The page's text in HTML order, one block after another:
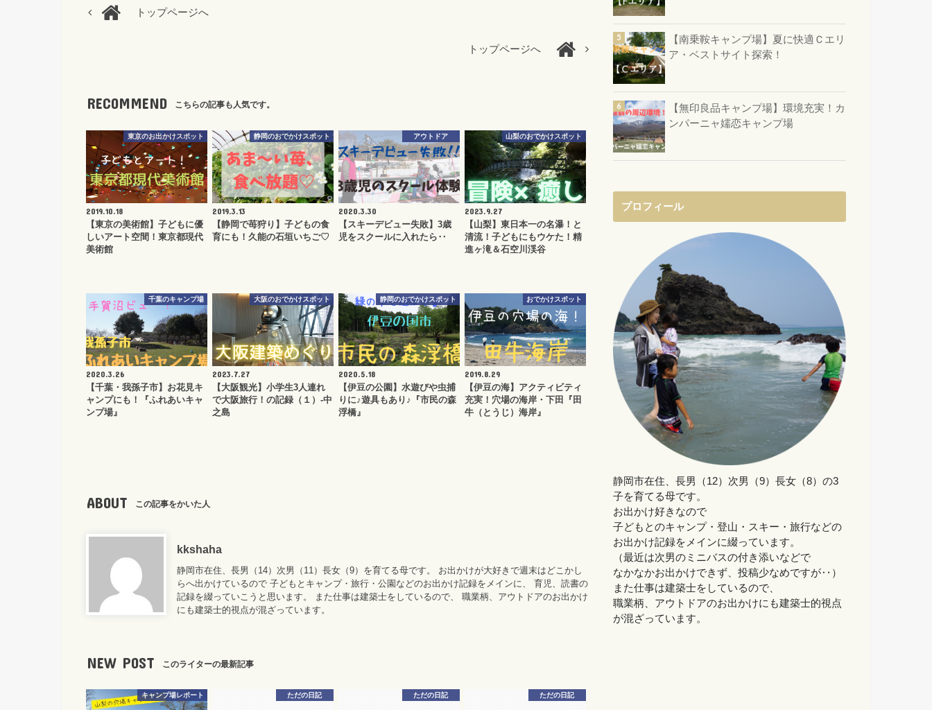
トップページへ
トップページへ
RECOMMEND こちらの記事も人気です。
東京のお出かけスポット
2019.10.18
【東京の美術館】子どもに優
しいアート空間！東京都現代
美術館
静岡のおでかけスポット
2019.3.13
【静岡で苺狩り】子どもの食
育にも！久能の石垣いちご♡
アウトドア
2020.3.30
【スキーデビュー失敗】3歳
児をスクールに入れたら‥
山梨のおでかけスポット
2023.9.27
【山梨】東日本一の名瀑！と
清流！子どもにもウケた！精
進ヶ滝＆石空川渓谷
千葉のキャンプ場
2020.3.26
【千葉・我孫子市】お花見キ
ャンプにも！『ふれあいキャ
ンプ場』
大阪のおでかけスポット
2023.7.27
【大阪観光】小学生3人連れ
で大阪旅行！の記録（１）-中
之島
静岡のおでかけスポット
2020.5.18
【伊豆の公園】水遊びや虫捕
りに♪遊具もあり♪『市民の森
浮橋』
おでかけスポット
2019.8.29
【伊豆の海】アクティビティ
充実！穴場の海岸・下田『田
牛（とうじ）海岸』
ABOUT この記事をかいた人
kkshaha
静岡市在住、長男（14）次男（11）長女（9）を育てる母です。 お出かけが大好きで週末はどこかし
らへ出かけているので 子どもとキャンプ・旅行・公園などのお出かけ記録をメインに、 育児、読書の
記録を綴っていこうと思います。 また仕事は建築士をしているので、 職業柄、アウトドアのお出かけ
にも建築士的視点が混ざっています。
NEW POST このライターの最新記事
キャンプ場レポート ただの日記 ただの日記 ただの日記
【南乗鞍キャンプ場】夏に快適Ｃエリ
ア・ベストサイト探索！
【無印良品キャンプ場】環境充実！カ
ンパーニャ嬬恋キャンプ場
プロフィール
静岡市在住、長男（12）次男（9）長女（8）の3
子を育てる母です。
お出かけ好きなので
子どもとのキャンプ・登山・スキー・旅行などの
お出かけ記録をメインに綴っています。
（最近は次男のミニバスの付き添いなどで
なかなかお出かけできず、投稿少なめですが‥）
また仕事は建築士をしているので、
職業柄、アウトドアのお出かけにも建築士的視点
が混ざっています。